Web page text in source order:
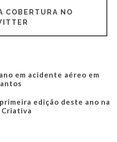
COBERTURA NO
em acidente aéreo em
edição deste ano na
Criativa